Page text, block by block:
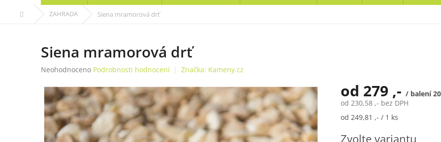
Domů ZAHRADA Siena mramorová drť
Siena mramorová drť
Průměrné
produktu
je
0,0
hvězdiček.
Neohodnoceno Podrobnosti hodnocení Značka: Kameny.cz
od 279 ,- / balení
od 230,58 ,- bez DPH
Měrná
od 249,81 ,- / 1 ks
Zvolte variantu